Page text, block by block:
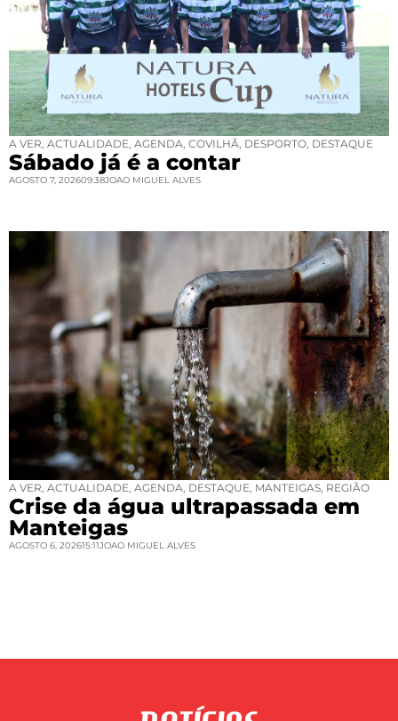
A VER, ACTUALIDADE, AGENDA, COVILHÃ, DESPORTO, DESTAQUE
Sábado já é a contar
AGOSTO 7, 202609:38JOAO MIGUEL ALVES
A VER, ACTUALIDADE, AGENDA, DESTAQUE, MANTEIGAS, REGIÃO
Crise da água ultrapassada em
Manteigas
AGOSTO 6, 202615:11JOAO MIGUEL ALVES